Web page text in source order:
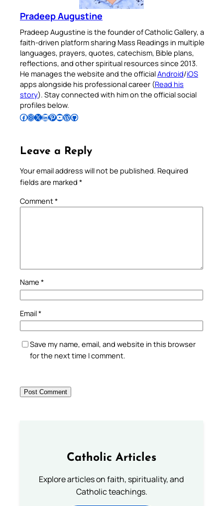
Pradeep Augustine
Pradeep Augustine is the founder of Catholic Gallery, a
faith-driven platform sharing Mass Readings in multiple
languages, prayers, quotes, catechism, Bible plans,
reflections, and other spiritual resources since 2013.
He manages the website and the officialAndroid/iOS
apps alongside his professional career (Read his
story). Stay connected with him on the official social
profiles below.
Follow Pradeep on Facebook Follow Pradeep on InstagramFollow Pradeep on X Follow Pradeep on LinkedIn Follow Pradeep on Pinterest Subscribe to Pradeep’s Youtube Channel Follow Pradeep on WordPress Follow Pradeep on GitHub
Leave a Reply
Your email address will not be published. Required
fields are marked *
Comment*
Name *
Email*
Save my name, email, and website in this browser
for the next time I comment.
Catholic Articles
Explore articles on faith, spirituality, and
Catholic teachings.